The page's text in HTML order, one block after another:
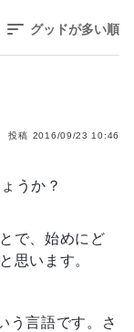
グッドが多い順
うか？
で、始めにど
思います。
う言語です。さ
投稿 2016/09/23 10:46